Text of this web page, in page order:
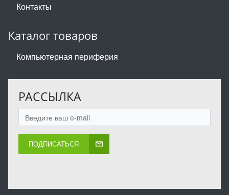
Контакты
Каталог товаров
Компьютерная периферия
РАССЫЛКА
ПОДПИСАТЬСЯ